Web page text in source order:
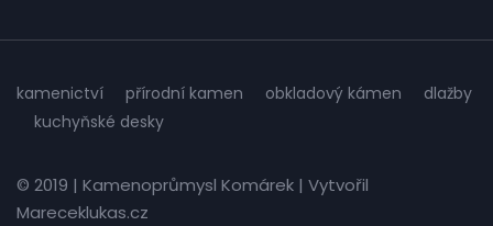
kamenictví přírodní kamen obkladový kámen
dlažby
kuchyňské desky
© 2019 | Kamenoprůmysl Komárek | Vytvořil
Mareceklukas.cz